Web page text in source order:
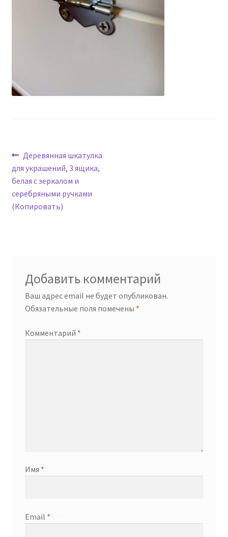
Навигация
по
записям
Предыдущая
запись:
Деревянная шкатулка
для украшений, 3 ящика,
белая с зеркалом и
серебряными ручками
(Копировать)
Добавить комментарий
Ваш адрес email не будет опубликован.
Обязательные поля помечены *
Комментарий *
Имя *
Email *